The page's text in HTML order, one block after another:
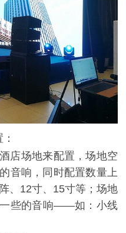
店场地来配置，场地空
音响，同时配置数量上
、12寸、15寸等；场地
一些的音响——如：小线